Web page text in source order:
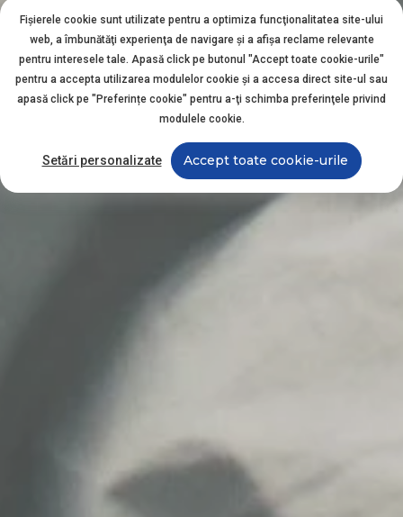
Fișierele cookie sunt utilizate pentru a optimiza funcţionalitatea site-ului
web, a îmbunătăţi experienţa de navigare şi a afişa reclame relevante
pentru interesele tale. Apasă click pe butonul "Accept toate cookie-urile"
pentru a accepta utilizarea modulelor cookie şi a accesa direct site-ul sau
apasă click pe "Preferințe cookie" pentru a-ţi schimba preferinţele privind
modulele cookie.
Setări personalizate Accept toate cookie-urile